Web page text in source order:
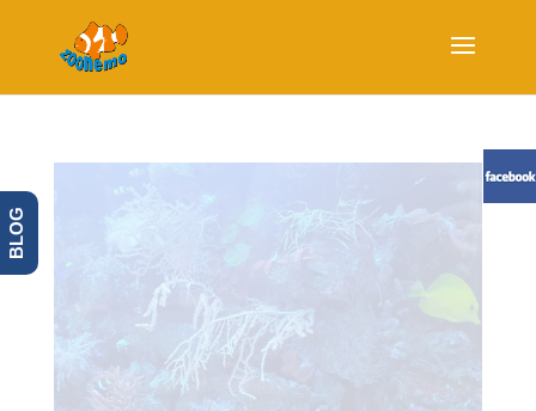
BLOG